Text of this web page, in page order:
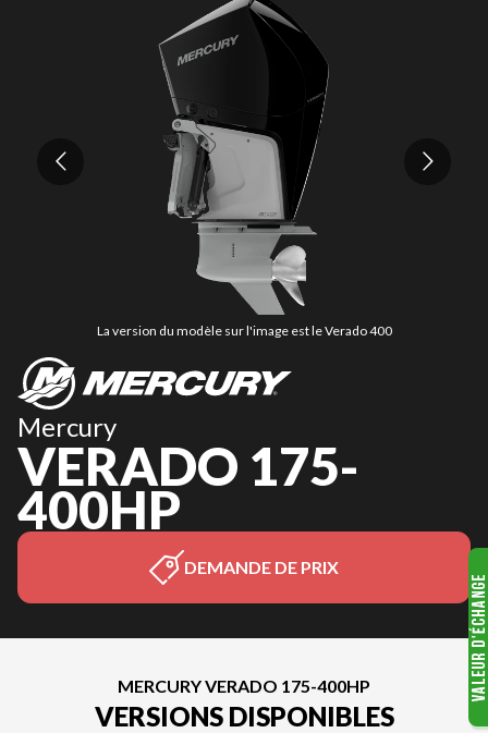
La version du modèle sur l'image est le Verado 400
Mercury
VERADO 175-
400HP
DEMANDE DE PRIX
MERCURY VERADO 175-400HP
VERSIONS DISPONIBLES